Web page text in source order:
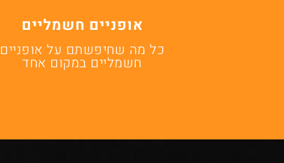
אופניים חשמליים
כל מה שחיפשתם על אופניים
חשמליים במקום אחד